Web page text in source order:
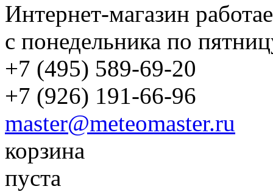
Интернет-магазин
с понедельника по
+7 (495) 589-69-20
+7 (926) 191-66-96
master@meteomaster.ru
корзина
пуста